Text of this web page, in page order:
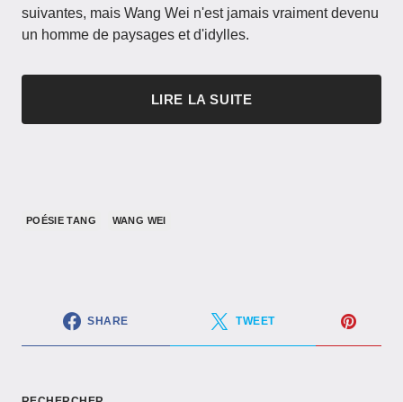
suivantes, mais Wang Wei n'est jamais vraiment devenu
un homme de paysages et d'idylles.
LIRE LA SUITE
POÉSIE TANG WANG WEI
SHARE TWEET